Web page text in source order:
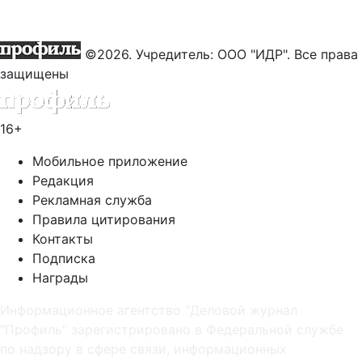
©2026. Учредитель: ООО "ИДР". Все права
защищены
16+
Мобильное приложение
Редакция
Рекламная служба
Правила цитирования
Контакты
Подписка
Награды